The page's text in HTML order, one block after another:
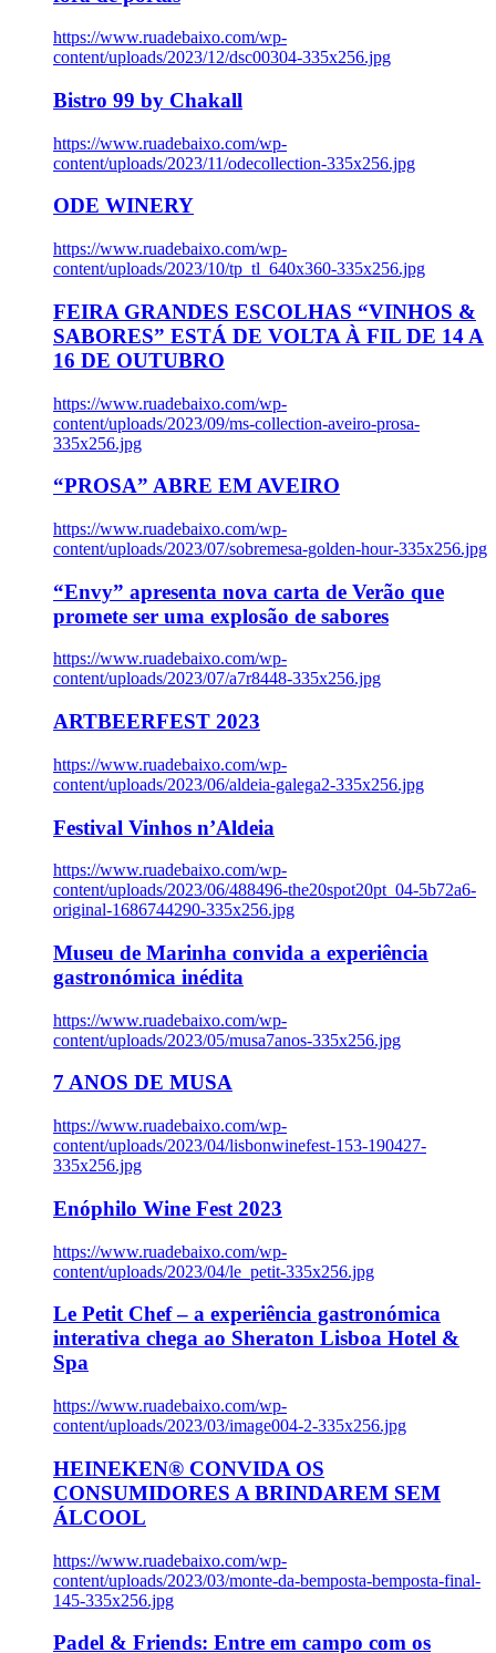
https://www.ruadebaixo.com/wp-
content/uploads/2023/12/dsc00304-335x256.jpg
Bistro 99 by Chakall
https://www.ruadebaixo.com/wp-
content/uploads/2023/11/odecollection-335x256.jpg
ODE WINERY
https://www.ruadebaixo.com/wp-
content/uploads/2023/10/tp_tl_640x360-335x256.jpg
FEIRA GRANDES ESCOLHAS “VINHOS &
SABORES” ESTÁ DE VOLTA À FIL DE 14 A
16 DE OUTUBRO
https://www.ruadebaixo.com/wp-
content/uploads/2023/09/ms-collection-aveiro-prosa-
335x256.jpg
“PROSA” ABRE EM AVEIRO
https://www.ruadebaixo.com/wp-
content/uploads/2023/07/sobremesa-golden-hour-335x256.jpg
“Envy” apresenta nova carta de Verão que
promete ser uma explosão de sabores
https://www.ruadebaixo.com/wp-
content/uploads/2023/07/a7r8448-335x256.jpg
ARTBEERFEST 2023
https://www.ruadebaixo.com/wp-
content/uploads/2023/06/aldeia-galega2-335x256.jpg
Festival Vinhos n’Aldeia
https://www.ruadebaixo.com/wp-
content/uploads/2023/06/488496-the20spot20pt_04-5b72a6-
original-1686744290-335x256.jpg
Museu de Marinha convida a experiência
gastronómica inédita
https://www.ruadebaixo.com/wp-
content/uploads/2023/05/musa7anos-335x256.jpg
7 ANOS DE MUSA
https://www.ruadebaixo.com/wp-
content/uploads/2023/04/lisbonwinefest-153-190427-
335x256.jpg
Enóphilo Wine Fest 2023
https://www.ruadebaixo.com/wp-
content/uploads/2023/04/le_petit-335x256.jpg
Le Petit Chef – a experiência gastronómica
interativa chega ao Sheraton Lisboa Hotel &
Spa
https://www.ruadebaixo.com/wp-
content/uploads/2023/03/image004-2-335x256.jpg
HEINEKEN® CONVIDA OS
CONSUMIDORES A BRINDAREM SEM
ÁLCOOL
https://www.ruadebaixo.com/wp-
content/uploads/2023/03/monte-da-bemposta-bemposta-final-
145-335x256.jpg
Padel & Friends: Entre em campo com os